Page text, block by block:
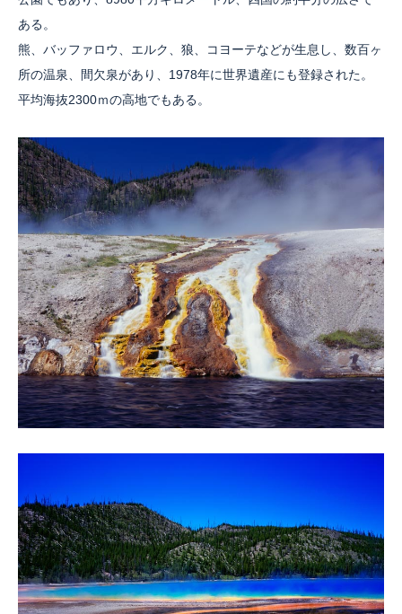
ある。
熊、バッファロウ、エルク、狼、コヨーテなどが生息し、数百ヶ
所の温泉、間欠泉があり、1978年に世界遺産にも登録された。
平均海抜2300ｍの高地でもある。